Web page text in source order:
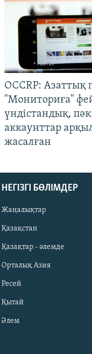
OCCRP: Азаттық
"Мониториға"
үндістандық,
аккаунттар
жасалған
НЕГІЗГІ БӨЛІМДЕР
Жаңалықтар
Қазақстан
Қазақтар - әлемде
Орталық Азия
Ресей
Қытай
Әлем